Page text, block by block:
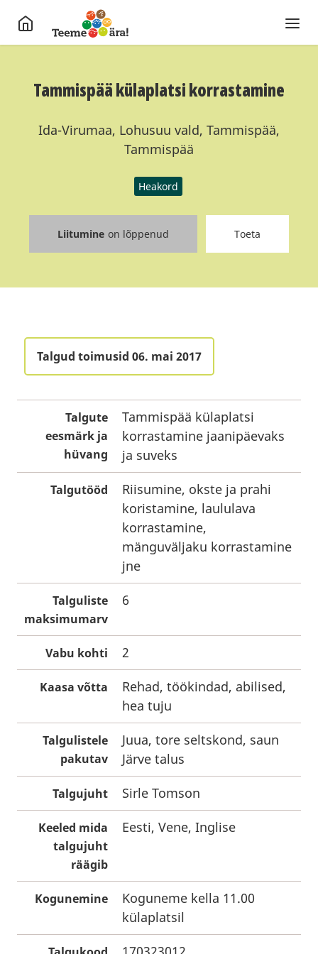
Tammispää külaplatsi korrastamine
Ida-Virumaa, Lohusuu vald, Tammispää,
Tammispää
Heakord
Liitumine on lõppenud Toeta
Talgud toimusid 06. mai 2017
Talgute
eesmärk ja
hüvang
Tammispää külaplatsi
korrastamine jaanipäevaks
ja suveks
Talgutööd
Riisumine, okste ja prahi
koristamine, laululava
korrastamine,
mänguväljaku korrastamine
jne
Talguliste
maksimumarv
6
Vabu kohti 2
Kaasa võtta
Rehad, töökindad, abilised,
hea tuju
Talgulistele
pakutav
Juua, tore seltskond, saun
Järve talus
Talgujuht Sirle Tomson
Keeled mida
talgujuht
räägib
Eesti, Vene, Inglise
Kogunemine
Koguneme kella 11.00
külaplatsil